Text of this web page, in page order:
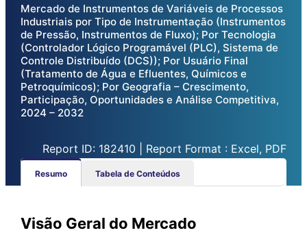
Mercado de Instrumentos de Variáveis de Processos
Industriais por Tipo de Instrumentação (Instrumentos
de Pressão, Instrumentos de Fluxo); Por Tecnologia
(Controlador Lógico Programável (PLC), Sistema de
Controle Distribuído (DCS)); Por Usuário Final
(Tratamento de Água e Efluentes, Químicos e
Petroquímicos); Por Geografia – Crescimento,
Participação, Oportunidades e Análise Competitiva,
2024 – 2032
Report ID: 182410 | Report Format : Excel, PDF
Resumo Tabela de Conteúdos
Visão Geral do Mercado